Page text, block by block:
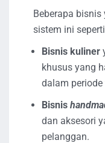
Beberapa
sistem ini
Bisnis kuliner
khusus yang
dalam periode
Bisnis
dan aksesori
pelanggan.